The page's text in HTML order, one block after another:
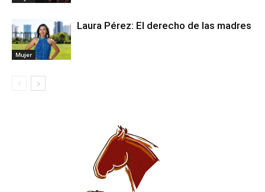
Mujer
Laura Pérez: El derecho de las madres